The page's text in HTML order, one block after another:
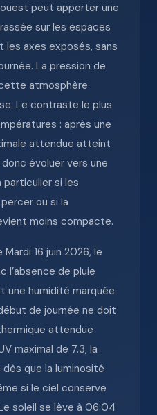
peut apporter une
sur les espaces
les axes exposés, sans
La pression de
atmosphère
Le contraste le plus
: après une
attendue atteint
évoluer vers une
particulier si les
ou si la
moins compacte.
16 juin 2026, le
de pluie
une humidité marquée.
de journée ne doit
attendue
maximal de 7.3, la
que la luminosité
si le ciel conserve
soleil se lève à 06:04